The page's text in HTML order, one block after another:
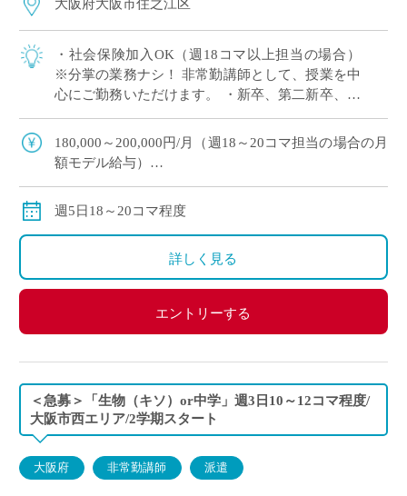
大阪府大阪市住之江区
・社会保険加入OK（週18コマ以上担当の場合）
※分掌の業務ナシ！ 非常勤講師として、授業を中
心にご勤務いただけます。 ・新卒、第二新卒、ブ
度 担当予定 ・2学期スター […]
180,000～200,000円/月（週18～20コマ担当の場合の月
額モデル給与）
※週18コマ以上担当の場合、社会保険加入
週5日18～20コマ程度
詳しく見る
エントリーする
＜急募＞「生物（キソ）or中学」週3日10～12コマ程度/
大阪市西エリア/2学期スタート
大阪府 非常勤講師 派遣